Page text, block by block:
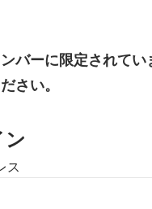
バーに限定されて
さい。
ン
ス